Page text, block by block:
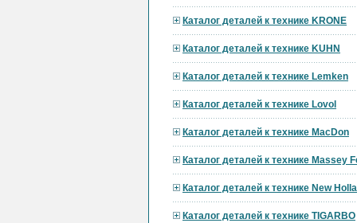
Каталог деталей к технике KRONE
Каталог деталей к технике KUHN
Каталог деталей к технике Lemken
Каталог деталей к технике Lovol
Каталог деталей к технике MacDon
Каталог деталей к технике Massey
Каталог деталей к технике New
Каталог деталей к технике TIGARBO